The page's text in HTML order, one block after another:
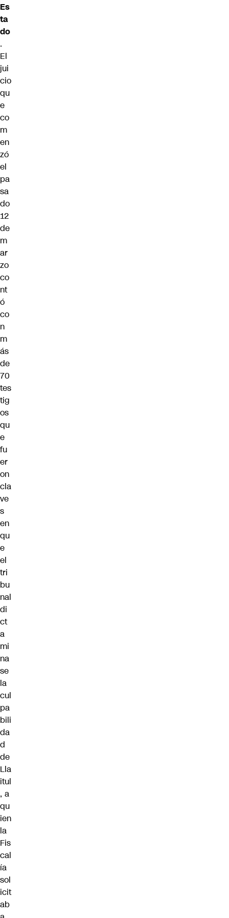
Es
ta
do
.
El
jui
cio
qu
e
co
m
en
zó
el
pa
sa
do
12
de
m
ar
zo
co
nt
ó
co
n
m
ás
de
70
tes
tig
os
qu
e
fu
er
on
cla
ve
s
en
qu
e
el
tri
bu
nal
di
ct
a
mi
na
se
la
cul
pa
bili
da
d
de
Lla
itul
, a
qu
ien
la
Fis
cal
ía
sol
icit
ab